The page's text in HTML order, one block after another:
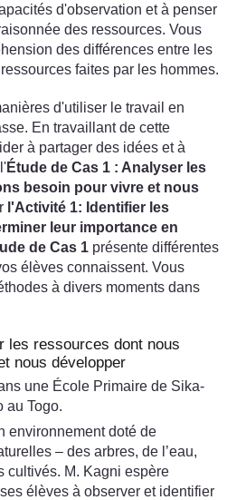
d'observation et à penser
des ressources. Vous
des différences entre les
faites par les hommes.
d'utiliser le travail en
En travaillant de cette
à partager des idées et à
Étude de Cas 1 : Analyser les
besoin pour vivre et nous
l'Activité 1: Identifier les
leur importance en
de Cas 1 présente différentes
élèves connaissent. Vous
à divers moments dans
les ressources dont nous
nous développer
une École Primaire de Sika-
au Togo.
environnement doté de
– des arbres, de l’eau,
cultivés. M. Kagni espère
élèves à observer et identifier